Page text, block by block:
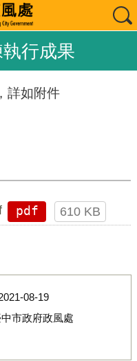
行成果
詳如附件
pdf 610 KB
08-19
市政府政風處